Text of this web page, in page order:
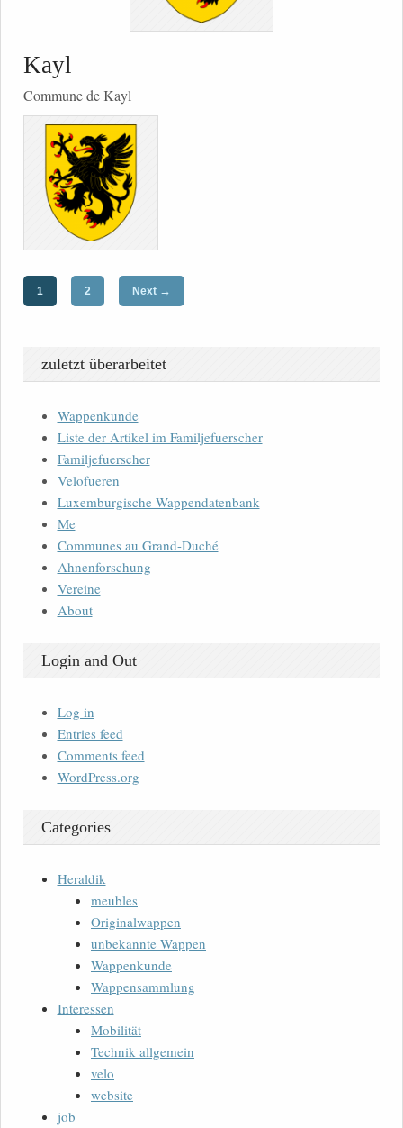
Kayl
Commune de Kayl
1 2 Next →
zuletzt überarbeitet
Wappenkunde
Liste der Artikel im Familjefuerscher
Familjefuerscher
Velofueren
Luxemburgische Wappendatenbank
Me
Communes au Grand-Duché
Ahnenforschung
Vereine
About
Login and Out
Log in
Entries feed
Comments feed
WordPress.org
Categories
Heraldik
meubles
Originalwappen
unbekannte Wappen
Wappenkunde
Wappensammlung
Interessen
Mobilität
Technik allgemein
velo
website
job